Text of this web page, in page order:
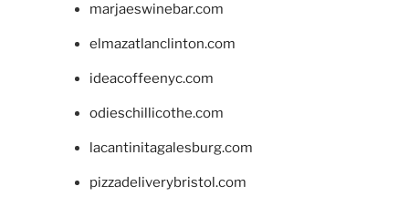
marjaeswinebar.com
elmazatlanclinton.com
ideacoffeenyc.com
odieschillicothe.com
lacantinitagalesburg.com
pizzadeliverybristol.com